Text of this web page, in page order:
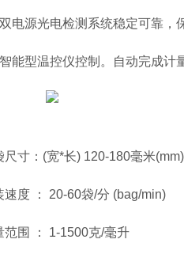
源光电检测系统稳定可靠，保
型温控仪控制。自动完成计量
：(宽*长) 120-180毫米(mm)
： 20-60袋/分 (bag/min)
围 ： 1-1500克/毫升